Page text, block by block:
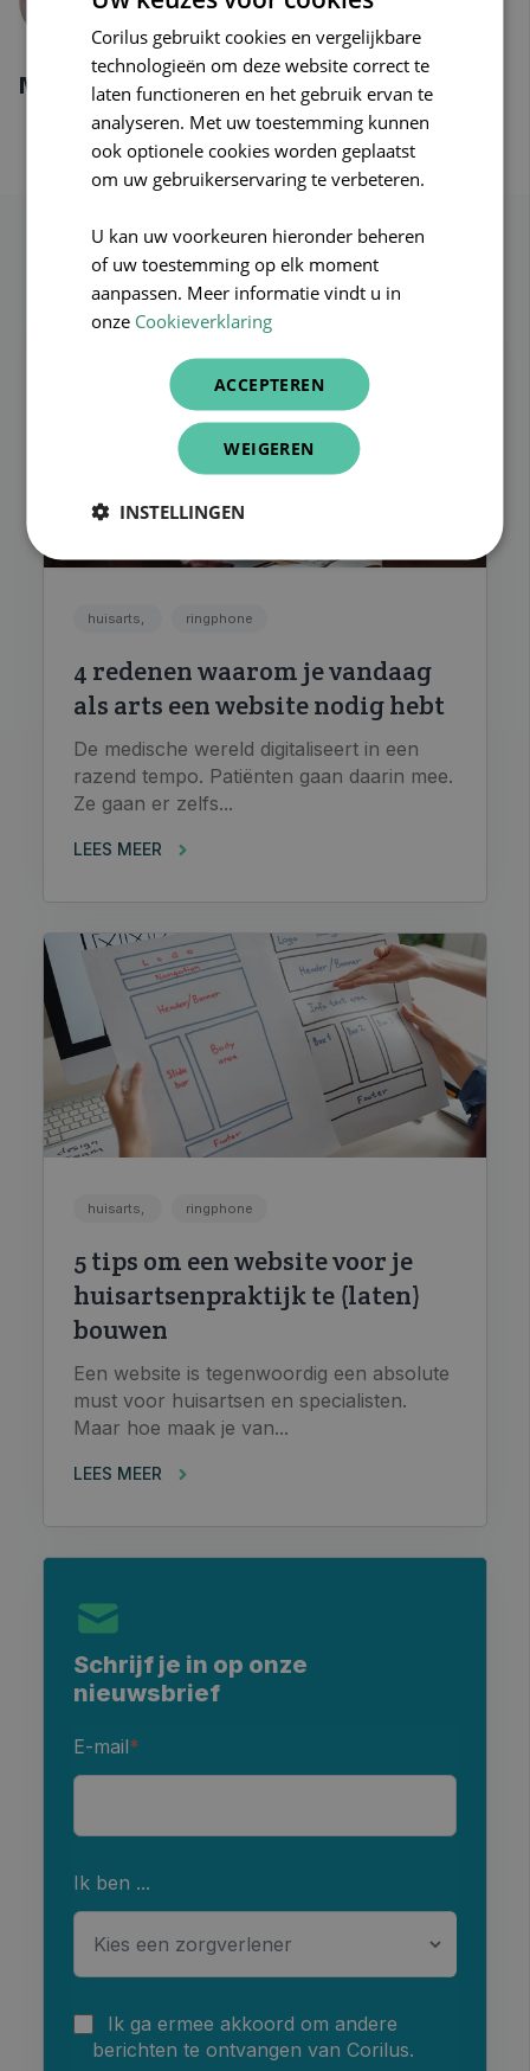
Maarten Van Iseghem
Verwant bericht
huisarts, ringphone
4 redenen waarom je vandaag
als arts een website nodig hebt
De medische wereld digitaliseert in een
razend tempo. Patiënten gaan daarin mee.
Ze gaan er zelfs...
LEES MEER
huisarts, ringphone
5 tips om een website voor je
huisartsenpraktijk te (laten)
bouwen
Een website is tegenwoordig een absolute
must voor huisartsen en specialisten.
Maar hoe maak je van...
LEES MEER
Schrijf je in op onze
nieuwsbrief
E-mail*
Ik ben ...
Ik ga ermee akkoord om andere
berichten te ontvangen van Corilus.
DUTCH
FRENCH
Corilus gebruikt cookies en vergelijkbare
technologieën om deze website correct te
laten functioneren en het gebruik ervan te
analyseren. Met uw toestemming kunnen
ook optionele cookies worden geplaatst
om uw gebruikerservaring te verbeteren.
U kan uw voorkeuren hieronder beheren
of uw toestemming op elk moment
aanpassen. Meer informatie vindt u in
onze Cookieverklaring
ACCEPTEREN
WEIGEREN
INSTELLINGEN